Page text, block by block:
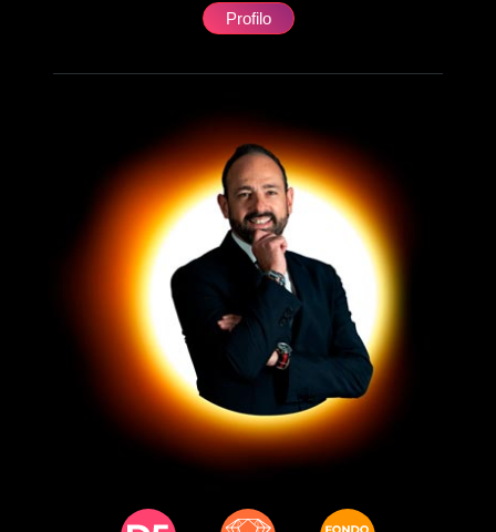
Profilo